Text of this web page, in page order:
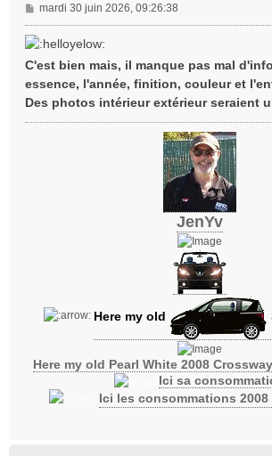
M
e
s
a
g
e
mardi 30 juin 2026, 09:26:38
C'est bien mais, il manque pas mal
essence, l'année, finition, couleur et
Des photos intérieur extérieur seraient
JenYv
Here my old
Here my old Pearl White 2008
Ici sa
Ici les consommations 2008